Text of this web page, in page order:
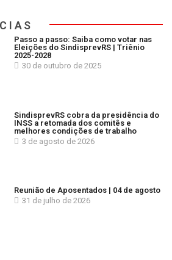
Passo a passo: Saiba como votar nas
Eleições do SindisprevRS | Triênio
2025-2028
30 de outubro de 2025
SindisprevRS cobra da presidência do
INSS a retomada dos comitês e
melhores condições de trabalho
3 de agosto de 2026
Reunião de Aposentados | 04 de agosto
31 de julho de 2026